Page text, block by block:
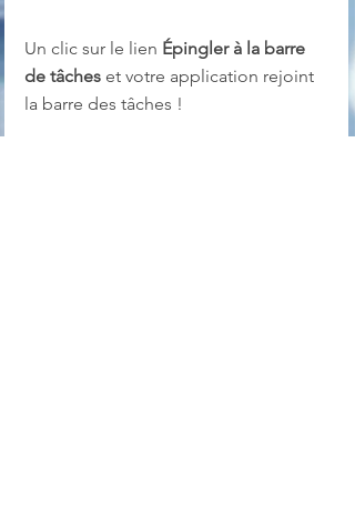
Un clic sur le lien Épingler à la barre
de tâches et votre application rejoint
la barre des tâches !